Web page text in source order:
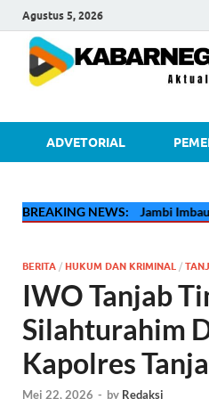
Agustus 5, 2026
ADVETORIAL
BREAKING NEWS:
Pertamina EP Jambi Imbau
BERITA / HUKUM DAN KRIMINAL /
IWO Tanjab
Silahturahim
Kapolres
Mei 22, 2026 - by Redaksi